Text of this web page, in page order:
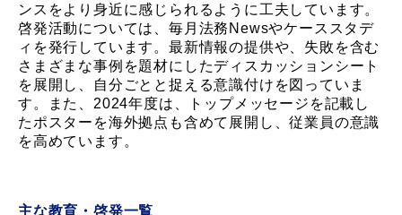
ンスをより身近に感じられるように工夫しています。
啓発活動については、毎月法務Newsやケーススタデ
ィを発行しています。最新情報の提供や、失敗を含む
さまざまな事例を題材にしたディスカッションシート
を展開し、自分ごとと捉える意識付けを図っていま
す。また、2024年度は、トップメッセージを記載し
たポスターを海外拠点も含めて展開し、従業員の意識
を高めています。
主な教育・啓発一覧